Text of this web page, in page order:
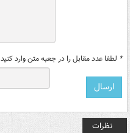
* لطفا عدد مقابل را در جعبه متن وارد کنید
نظرات